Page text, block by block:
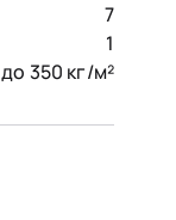
7
1
до 350 кг/м²